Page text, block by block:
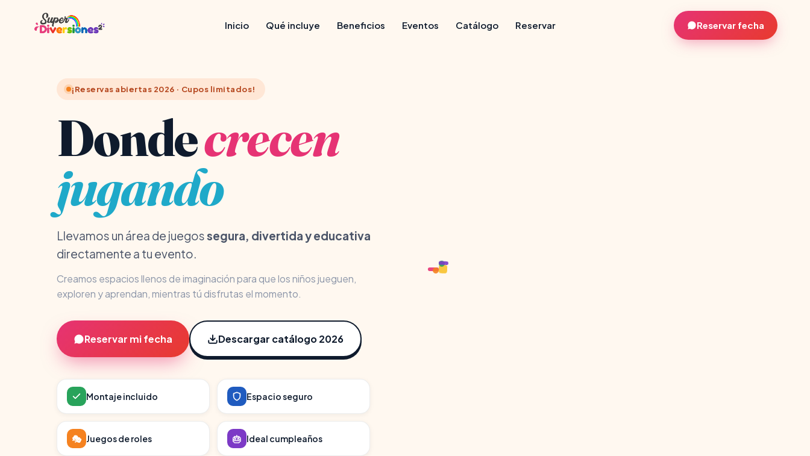
Inicio Qué incluye Beneficios Eventos Catálogo Reservar Reservar fecha
¡Reservas abiertas 2026 · Cupos limitados!
Dondecrecen
jugando
Llevamos un área de juegossegura, divertida y educativa
directamente a tu evento.
Creamos espacios llenos de imaginación para que los niños jueguen,
exploren y aprendan, mientras tú disfrutas el momento.
Reservar mi fecha Descargar catálogo 2026
Montaje incluido Espacio seguro
🎭 Juegos de roles 🎂 Ideal cumpleaños